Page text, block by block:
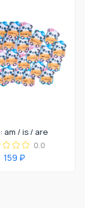
am / is / are
0.0
159 ₽